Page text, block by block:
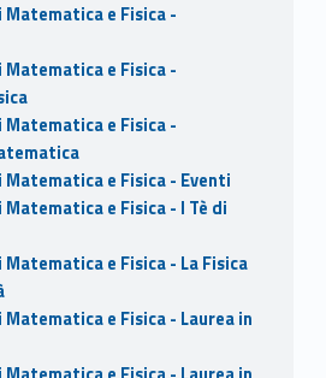
e Fisica -
e Fisica -
e Fisica -
e Fisica - Eventi
e Fisica - I Tè di
e Fisica - La Fisica
e Fisica - Laurea in